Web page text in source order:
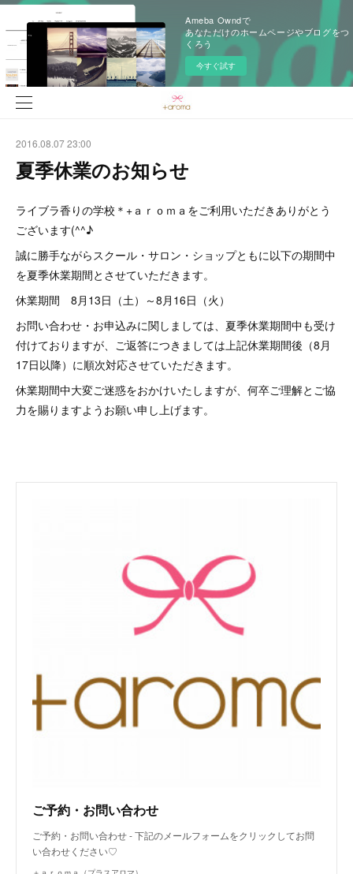
Ameba Owndで
あなただけのホームページやブログをつ
くろう
今すぐ試す
2016.08.07 23:00
夏季休業のお知らせ
ライブラ香りの学校＊+ａｒｏｍａをご利用いただきありがとう
ございます(^^♪
誠に勝手ながらスクール・サロン・ショップともに以下の期間中
を夏季休業期間とさせていただきます。
休業期間 8月13日（土）～8月16日（火）
お問い合わせ・お申込みに関しましては、夏季休業期間中も受け
付けておりますが、ご返答につきましては上記休業期間後（8月
17日以降）に順次対応させていただきます。
休業期間中大変ご迷惑をおかけいたしますが、何卒ご理解とご協
力を賜りますようお願い申し上げます。
ご予約・お問い合わせ
ご予約・お問い合わせ - 下記のメールフォームをクリックしてお問
い合わせください♡